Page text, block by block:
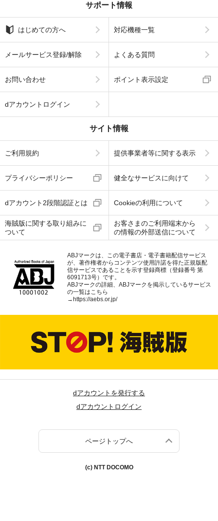
サポート情報
はじめての方へ 対応機種一覧
メールサービス登録/解除 よくある質問
お問い合わせ ポイント表示設定
dアカウントログイン
サイト情報
ご利用規約 提供事業者等に関する表示
プライバシーポリシー 健全なサービスに向けて
dアカウント2段階認証とは Cookieの利用について
海賊版に関する取り組みに
ついて
お客さまのご利用端末から
の情報の外部送信について
ABJマークは、この電子書店・電子書籍配信サービス
が、著作権者からコンテンツ使用許諾を得た正規版配
信サービスであることを示す登録商標（登録番号 第
6091713号）です。
ABJマークの詳細、ABJマークを掲示しているサービス
の一覧はこちら
→https://aebs.or.jp/
dアカウントを発行する
dアカウントログイン
ページトップへ
(c) NTT DOCOMO